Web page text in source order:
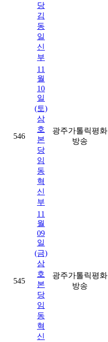
당
김
동
일
신
부
546
11
월
10
일
(토)
삼
호
본
당
임
동
혁
신
부
광주가톨릭평화
방송
545
11
월
09
일
(금)
삼
호
본
당
임
동
혁
신
광주가톨릭평화
방송